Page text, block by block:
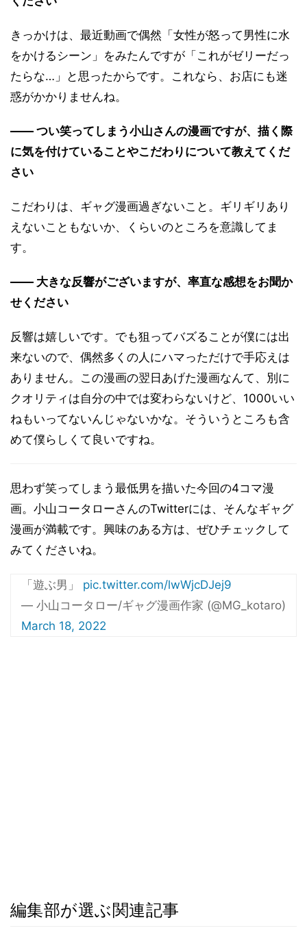
きっかけは、最近動画で偶然「女性が怒って男性に水
をかけるシーン」をみたんですが「これがゼリーだっ
たらな…」と思ったからです。これなら、お店にも迷
惑がかかりませんね。
―― つい笑ってしまう小山さんの漫画ですが、描く際
に気を付けていることやこだわりについて教えてくだ
さい
こだわりは、ギャグ漫画過ぎないこと。ギリギリあり
えないこともないか、くらいのところを意識してま
す。
―― 大きな反響がございますが、率直な感想をお聞か
せください
反響は嬉しいです。でも狙ってバズることが僕には出
来ないので、偶然多くの人にハマっただけで手応えは
ありません。この漫画の翌日あげた漫画なんて、別に
クオリティは自分の中では変わらないけど、1000いい
ねもいってないんじゃないかな。そういうところも含
めて僕らしくて良いですね。
思わず笑ってしまう最低男を描いた今回の4コマ漫
画。小山コータローさんのTwitterには、そんなギャグ
漫画が満載です。興味のある方は、ぜひチェックして
みてくださいね。
「遊ぶ男」 pic.twitter.com/lwWjcDJej9
— 小山コータロー/ギャグ漫画作家 (@MG_kotaro)
March 18, 2022
編集部が選ぶ関連記事